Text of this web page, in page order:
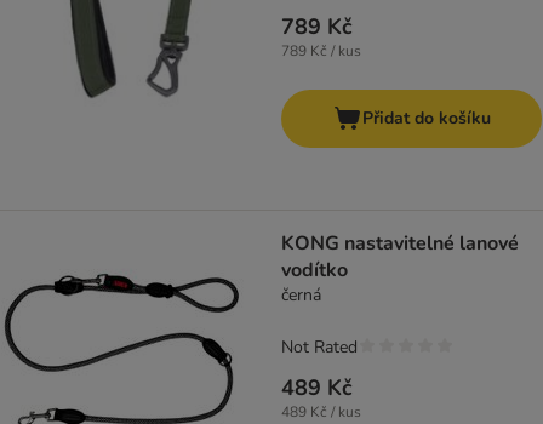
789 Kč
789 Kč / kus
Přidat do košíku
KONG nastavitelné lanové
vodítko
černá
489 Kč
489 Kč / kus
Not Rated